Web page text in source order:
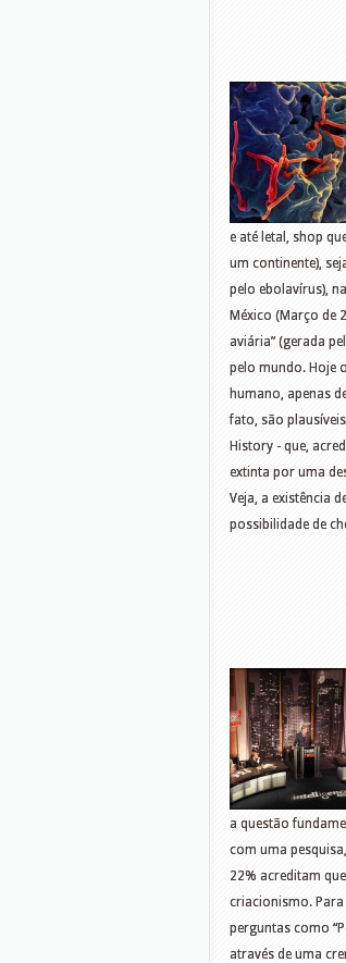
e até letal, shop
um continente),
pelo ebolavírus),
México (Março de
aviária” (gerada
pelo mundo. Hoje
humano, apenas
fato, são
History - que,
extinta por uma
Veja, a existência
possibilidade de
a questão
com uma
22% acreditam
criacionismo.
perguntas como
através de uma